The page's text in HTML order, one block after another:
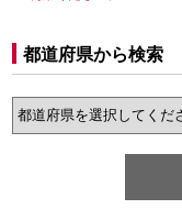
都道府県から検索